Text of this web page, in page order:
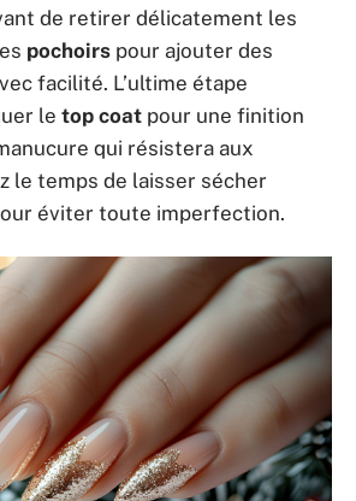
de retirer délicatement les
pochoirs pour ajouter des
facilité. L’ultime étape
le top coat pour une finition
qui résistera aux
le temps de laisser sécher
éviter toute imperfection.